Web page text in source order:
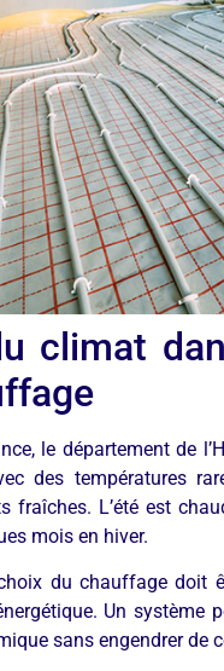
climat
le département de
des températures
fraîches. L’été est
mois en hiver.
du chauffage doit
Un système
sans engendrer de